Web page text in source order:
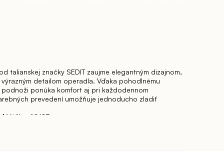
talianskej značky SEDIT zaujme elegantným dizajnom,
detailom operadla. Vďaka pohodlnému
ponúka komfort aj pri každodennom
prevedení umožňuje jednoducho zladiť
Výška 48/83 cm